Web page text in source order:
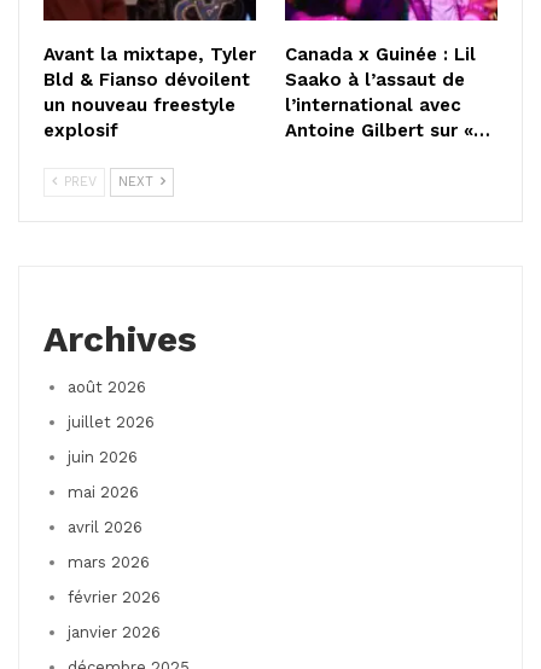
Avant la mixtape, Tyler
Bld & Fianso dévoilent
un nouveau freestyle
explosif
Canada x Guinée : Lil
Saako à l’assaut de
l’international avec
Antoine Gilbert sur «…
PREV NEXT
Archives
août 2026
juillet 2026
juin 2026
mai 2026
avril 2026
mars 2026
février 2026
janvier 2026